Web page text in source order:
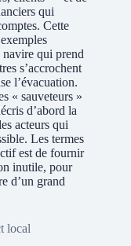
qui
Cette
navire qui prend
s’accrochent
l’évacuation.
« sauveteurs »
d’abord la
acteurs qui
Les termes
est de fournir
inutile, pour
d’un grand
local